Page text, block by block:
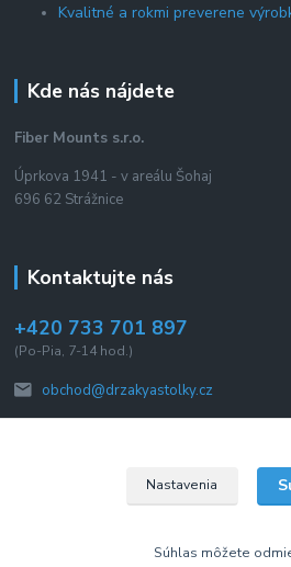
Kvalitné a rokmi preverene
Kde nás nájdete
Fiber Mounts s.r.o.
Úprkova 1941 - v areálu Šohaj
696 62 Strážnice
Kontaktujte nás
+420 733 701 897
(Po-Pia, 7-14 hod.)
obchod@drzakyastolky.cz
2015 © Fiber Mounts s.r.o.
Nastavenia
Súhlas môžete